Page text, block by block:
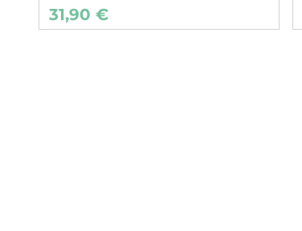
31,90 €